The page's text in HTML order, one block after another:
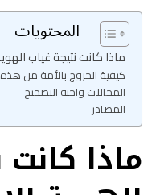
المحتويات
ماذا كانت نتيجة غياب
كيفية الخروج بالأمة من هذه
المجالات واجبة التصحيح
المصادر
ماذا